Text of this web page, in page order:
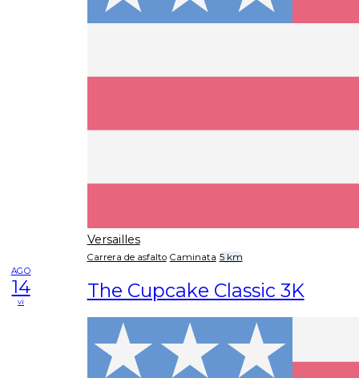
Versailles
Carrera de asfalto Caminata 5 km
AGO
14
vi The Cupcake Classic 3K